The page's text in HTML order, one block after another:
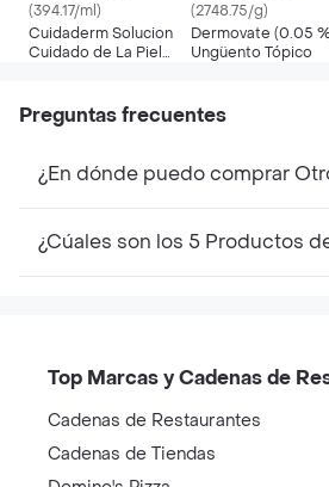
(394.17/ml)
Cuidaderm Solucion
Cuidado de La Piel
(2748.75/g)
Dermovate (0.05
Ungüento Tópico
Preguntas frecuentes
¿En dónde puedo comprar
¿Cúales son los 5 Productos
Top Marcas y Cadenas de
Cadenas de Restaurantes
Cadenas de Tiendas